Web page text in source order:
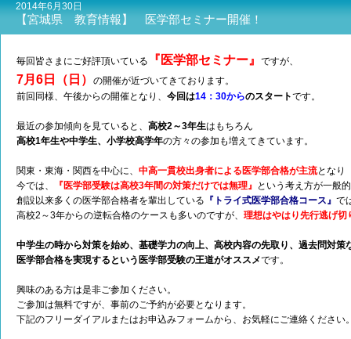
キャンペーン情報
2014年6月30日
【宮城県 教育情報】 医学部セミナー開催！
毎回皆さまにご好評頂いている 『医学部セミナー』 ですが、
7月6日（日）
の開催が近づいてきております。
前回同様、午後からの開催となり、 今回は14：30からのスタートです。
最近の参加傾向を見ていると、 高校2～3年生はもちろん
高校1年生や中学生、小学校高学年の方々の参加も増えてきています。
関東・東海・関西を中心に、 中高一貫校出身者による医学部合格が主流となり
今では、
『医学部受験は高校3年間の対策だけでは無理』 という考え方が一般
創設以来多くの医学部合格者を輩出している 『トライ式医学部合格コース』 で
高校2～3年からの逆転合格のケースも多いのですが、 理想はやはり先行逃げ切
中学生の時から対策を始め、基礎学力の向上、高校内容の先取り、過去問対策
医学部合格を実現するという医学部受験の王道がオススメです。
興味のある方は是非ご参加ください。
ご参加は無料ですが、事前のご予約が必要となります。
下記のフリーダイアルまたはお申込みフォームから、お気軽にご連絡ください